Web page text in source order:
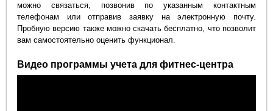
можно связаться, позвонив по указанным контактным
телефонам или отправив заявку на электронную почту.
Пробную версию также можно скачать бесплатно, что позволит
вам самостоятельно оценить функционал.
Видео программы учета для фитнес-центра